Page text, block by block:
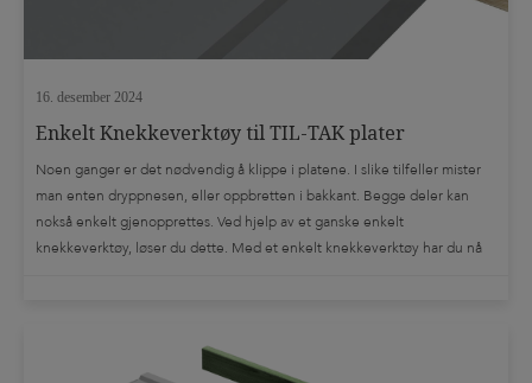
16. desember 2024
Enkelt Knekkeverktøy til TIL-TAK plater
Noen ganger er det nødvendig å klippe i platene. I slike tilfeller mister
man enten dryppnesen, eller oppbretten i bakkant. Begge deler kan
nokså enkelt gjenopprettes. Ved hjelp av et ganske enkelt
knekkeverktøy, løser du dette. Med et enkelt knekkeverktøy har du nå